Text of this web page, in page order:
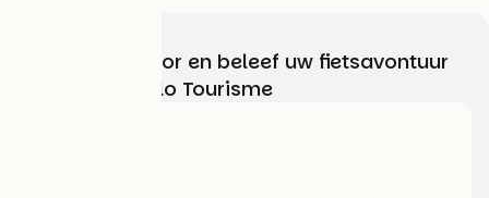
Kies, bereid voor en beleef uw fietsavontuur
met France Vélo Tourisme